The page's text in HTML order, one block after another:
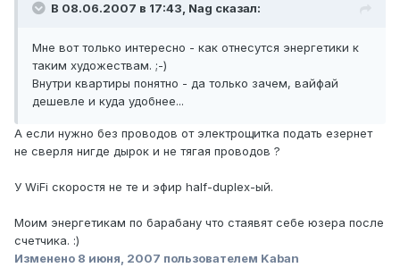
В 08.06.2007 в 17:43, Nag сказал:
Мне вот только интересно - как отнесутся энергетики к
таким художествам. ;-)
Внутри квартиры понятно - да только зачем, вайфай
дешевле и куда удобнее...
А если нужно без проводов от электрощитка подать езернет
не сверля нигде дырок и не тягая проводов ?
У WiFi скоростя не те и эфир half-duplex-ый.
Моим энергетикам по барабану что стаявят себе юзера после
счетчика. :)
Изменено 8 июня, 2007 пользователем Kaban